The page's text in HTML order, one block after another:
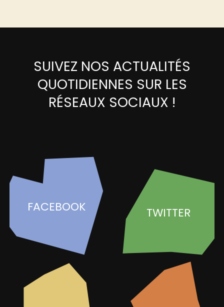
SUIVEZ NOS ACTUALITÉS
QUOTIDIENNES SUR LES
RÉSEAUX SOCIAUX !
FACEBOOK TWITTER